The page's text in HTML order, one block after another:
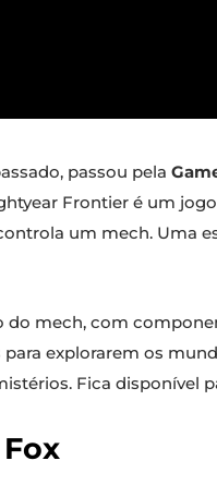
passou pela
Frontier é um
um mech. Uma
mech, com
explorarem os
Fica disponível